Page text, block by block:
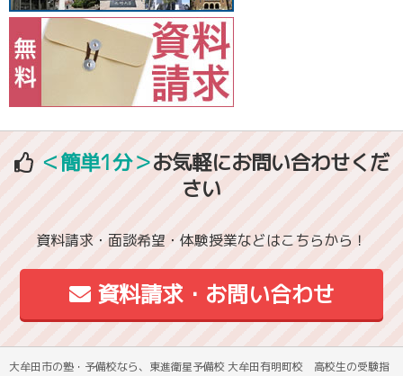
＜簡単1分＞お気軽にお問い合わせくだ
さい
資料請求・面談希望・体験授業などはこちらから！
資料請求・お問い合わせ
大牟田市の塾・予備校なら、東進衛星予備校 大牟田有明町校 高校生の受験指